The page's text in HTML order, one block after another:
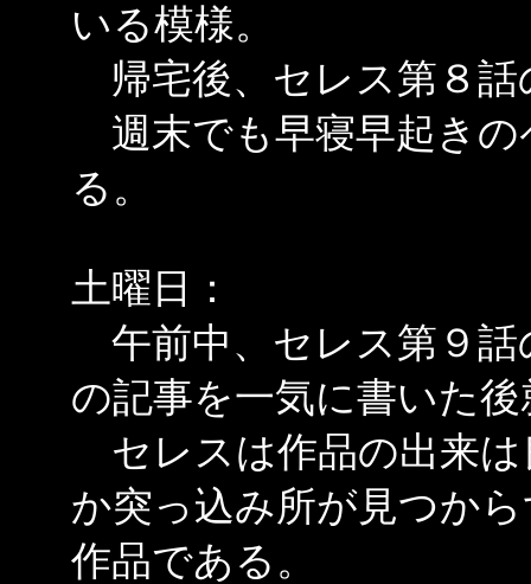
いる模様。
帰宅後、セレス第８話
週末でも早寝早起きの
る。
土曜日：
午前中、セレス第９話
の記事を一気に書いた後
セレスは作品の出来は
か突っ込み所が見つか
作品である。